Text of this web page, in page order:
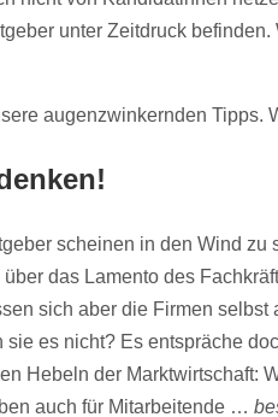
unter Zeitdruck
augenzwinkernden Tipps.
scheinen in den Wind
das Lamento des
sich aber die Firmen selbst
sie es nicht? Es entspräche
Hebeln der Marktwirtschaft:
auch für Mitarbeitende …